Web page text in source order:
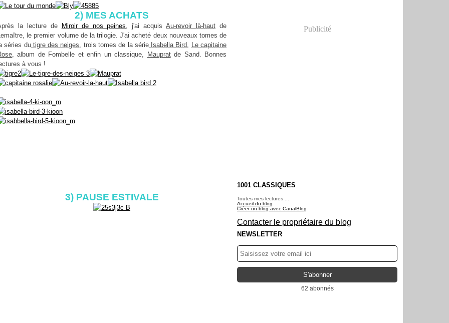
2) MES ACHATS
la lecture de Miroir de nos peines, j'ai acquisAu-revoir là-haut de
le premier volume de la trilogie. J'ai acheté deux nouveaux tomes de
séries dutigre des neiges, trois tomes de la sérieIsabella Bird, Le capitaine
, album de Fombelle et enfin un classique, Maupratde Sand. Bonnes
à vous !
3) PAUSE ESTIVALE
Publicité
1001 CLASSIQUES
Toutes mes lectures ...
Accueil du blog
Créer un blog avec CanalBlog
Contacter le propriétaire du blog
NEWSLETTER
62 abonnés